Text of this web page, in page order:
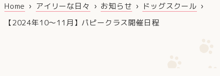
Home アイリーな日々 お知らせ
ドッグスクール
【2024年10～11月】パピークラス開催日程